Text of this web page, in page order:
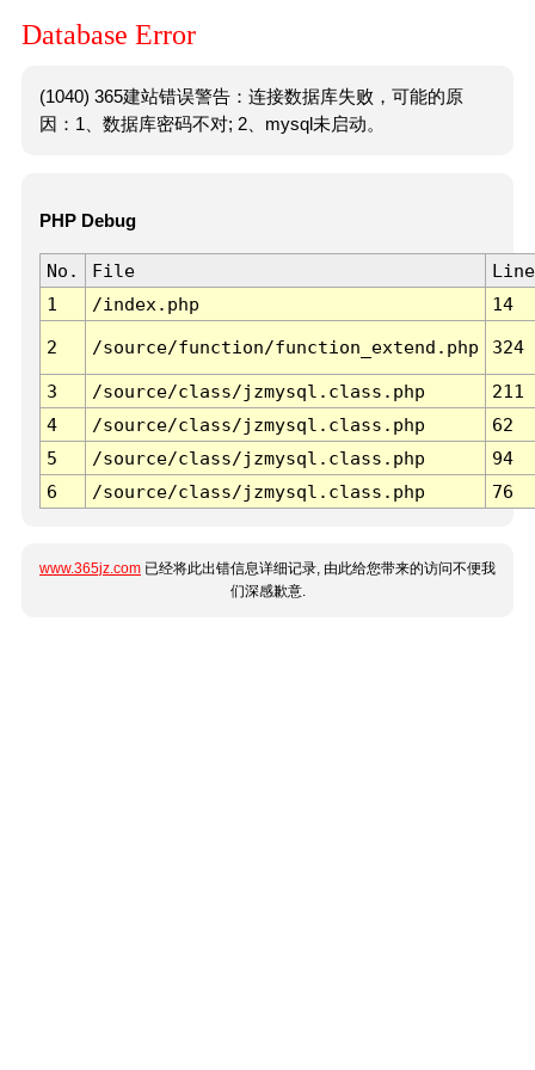
Database Error
(1040) 365建站错误警告：连接数据库失败，可能的原
因：1、数据库密码不对; 2、mysql未启动。
PHP Debug
No. File
Line
1
/index.php 14
2 /source/function/function_extend.php 324
3 /source/class/jzmysql.class.php
211
4
/source/class/jzmysql.class.php
62
5
/source/class/jzmysql.class.php
94
6
/source/class/jzmysql.class.php 76
www.365jz.com 已经将此出错信息详细记录, 由此给您带来的访问不便我
们深感歉意.